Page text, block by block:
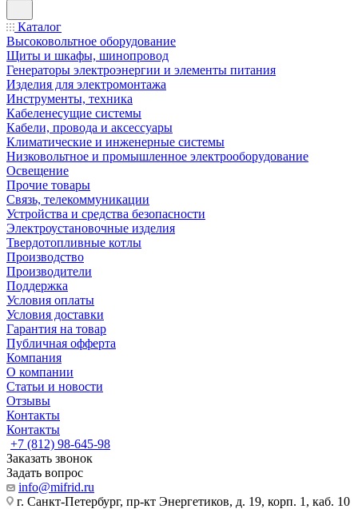
Каталог
Высоковольтное оборудование
Щиты и шкафы, шинопровод
Генераторы электроэнергии и элементы питания
Изделия для электромонтажа
Инструменты, техника
Кабеленесущие системы
Кабели, провода и аксессуары
Климатические и инженерные системы
Низковольтное и промышленное электрооборудование
Освещение
Прочие товары
Связь, телекоммуникации
Устройства и средства безопасности
Электроустановочные изделия
Твердотопливные котлы
Производство
Производители
Поддержка
Условия оплаты
Условия доставки
Гарантия на товар
Публичная офферта
Компания
О компании
Статьи и новости
Отзывы
Контакты
Контакты
+7 (812) 98-645-98
Заказать звонок
Задать вопрос
info@mifrid.ru
г. Санкт-Петербург, пр-кт Энергетиков, д. 19, корп. 1, каб. 10